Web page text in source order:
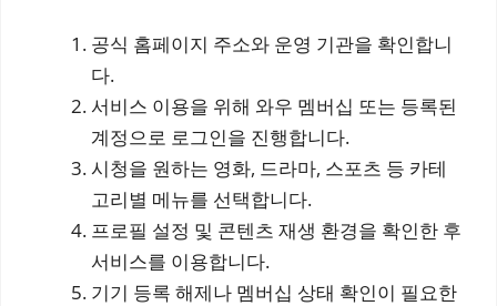
공식 홈페이지 주소와 운영 기관을 확인합니
다.
서비스 이용을 위해 와우 멤버십 또는 등록된
계정으로 로그인을 진행합니다.
시청을 원하는 영화, 드라마, 스포츠 등 카테
고리별 메뉴를 선택합니다.
프로필 설정 및 콘텐츠 재생 환경을 확인한 후
서비스를 이용합니다.
기기 등록 해제나 멤버십 상태 확인이 필요한